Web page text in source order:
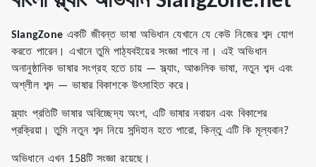
SlangZone একটি জীবন্ত ভাষা অভিধান যেখানে যে কেউ নিজের শব্দ যোগ
করতে পারেন। এখানে তুমি পাঠ্যবইয়ের সংজ্ঞা পাবে না। এই অভিধান
অনানুষ্ঠানিক ভাষার সংগ্রহ হতে চায় — স্ল্যাং, আঞ্চলিক ভাষা, নতুন শব্দ এবং
অশ্লীল শব্দ — ভাষার বিকাশকে উৎসাহিত করে।
স্ল্যাং প্রতিটি ভাষার অবিচ্ছেদ্য অংশ, এটি ভাষার নবায়ন এবং বিকাশের
প্রক্রিয়া। তুমি নতুন শব্দ নিয়ে সন্দিহান হতে পারো, কিন্তু এটি কি মূল্যবান?
অভিধানে এখন 158টি সংজ্ঞা রয়েছে।